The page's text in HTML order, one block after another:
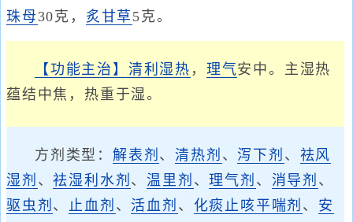
珠母 30克， 炙甘草 5克。
【功能主治】 清利湿热 ， 理气安中。主湿热
蕴结中焦，热重于湿。
方剂类型： 解表剂 、清热剂 、 泻下剂 、 祛风
湿剂 、祛湿利水剂 、温里剂 、理气剂 、 消导剂 、
驱虫剂 、 止血剂 、 活血剂 、 化痰止咳平喘剂 、 安